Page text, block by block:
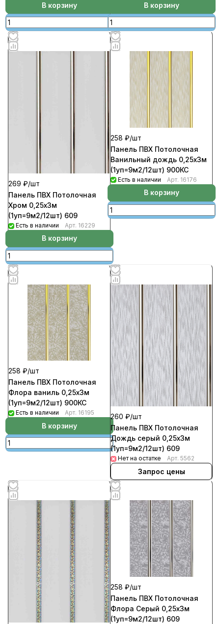
В корзину В корзину
269 ₽/шт
Панель ПВХ Потолочная
Хром 0,25х3м
(1уп=9м2/12шт) 609
Есть в наличии Арт. 16229
В корзину
258 ₽/шт
Панель ПВХ Потолочная
Ванильный дождь 0,25х3м
(1уп=9м2/12шт) 900КС
Есть в наличии Арт. 16176
В корзину
258 ₽/шт
Панель ПВХ Потолочная
Флора ваниль 0,25х3м
(1уп=9м2/12шт) 900КС
Есть в наличии Арт. 16195
В корзину
260 ₽/шт
Панель ПВХ Потолочная
Дождь серый 0,25х3м
(1уп=9м2/12шт) 609
Нет на остатке Арт. 5562
Запрос цены
258 ₽/шт
Панель ПВХ Потолочная
Флора Серый 0,25х3м
(1уп=9м2/12шт) 609